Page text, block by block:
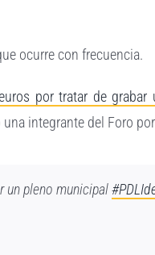
ocurre con frecuencia.
por tratar de grabar
integrante del Foro
un pleno municipal